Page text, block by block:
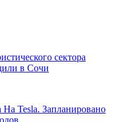
сектора
в Сочи
Tesla. Запланировано